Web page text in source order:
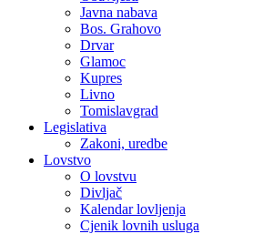
Javna nabava
Bos. Grahovo
Drvar
Glamoc
Kupres
Livno
Tomislavgrad
Legislativa
Zakoni, uredbe
Lovstvo
O lovstvu
Divljač
Kalendar lovljenja
Cjenik lovnih usluga